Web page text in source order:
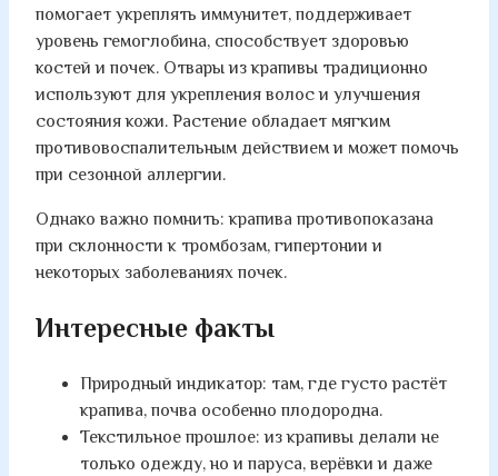
помогает укреплять иммунитет, поддерживает
уровень гемоглобина, способствует здоровью
костей и почек. Отвары из крапивы традиционно
используют для укрепления волос и улучшения
состояния кожи. Растение обладает мягким
противовоспалительным действием и может помочь
при сезонной аллергии.
Однако важно помнить: крапива противопоказана
при склонности к тромбозам, гипертонии и
некоторых заболеваниях почек.
Интересные факты
Природный индикатор: там, где густо растёт
крапива, почва особенно плодородна.
Текстильное прошлое: из крапивы делали не
только одежду, но и паруса, верёвки и даже